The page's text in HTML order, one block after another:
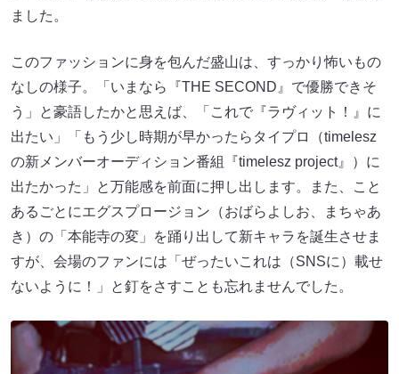
ました。
このファッションに身を包んだ盛山は、すっかり怖いもの
なしの様子。「いまなら『THE SECOND』で優勝できそ
う」と豪語したかと思えば、「これで『ラヴィット！』に
出たい」「もう少し時期が早かったらタイプロ（timelesz
の新メンバーオーディション番組『timelesz project』）に
出たかった」と万能感を前面に押し出します。また、こと
あるごとにエグスプロージョン（おばらよしお、まちゃあ
き）の「本能寺の変」を踊り出して新キャラを誕生させま
すが、会場のファンには「ぜったいこれは（SNSに）載せ
ないように！」と釘をさすことも忘れませんでした。